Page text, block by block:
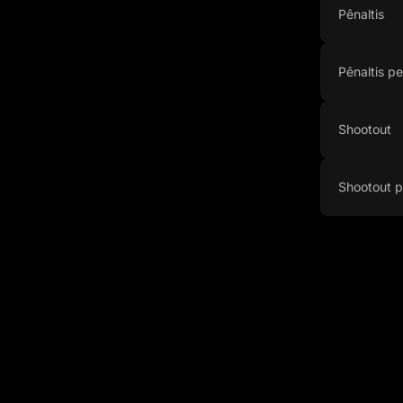
Pênaltis
Pênaltis
Shootout
Shootout